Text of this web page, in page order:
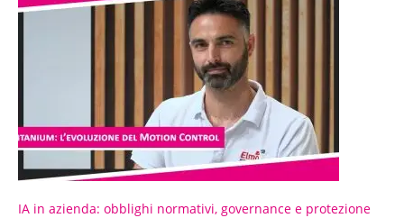
IA in azienda: obblighi normativi, governance e protezione